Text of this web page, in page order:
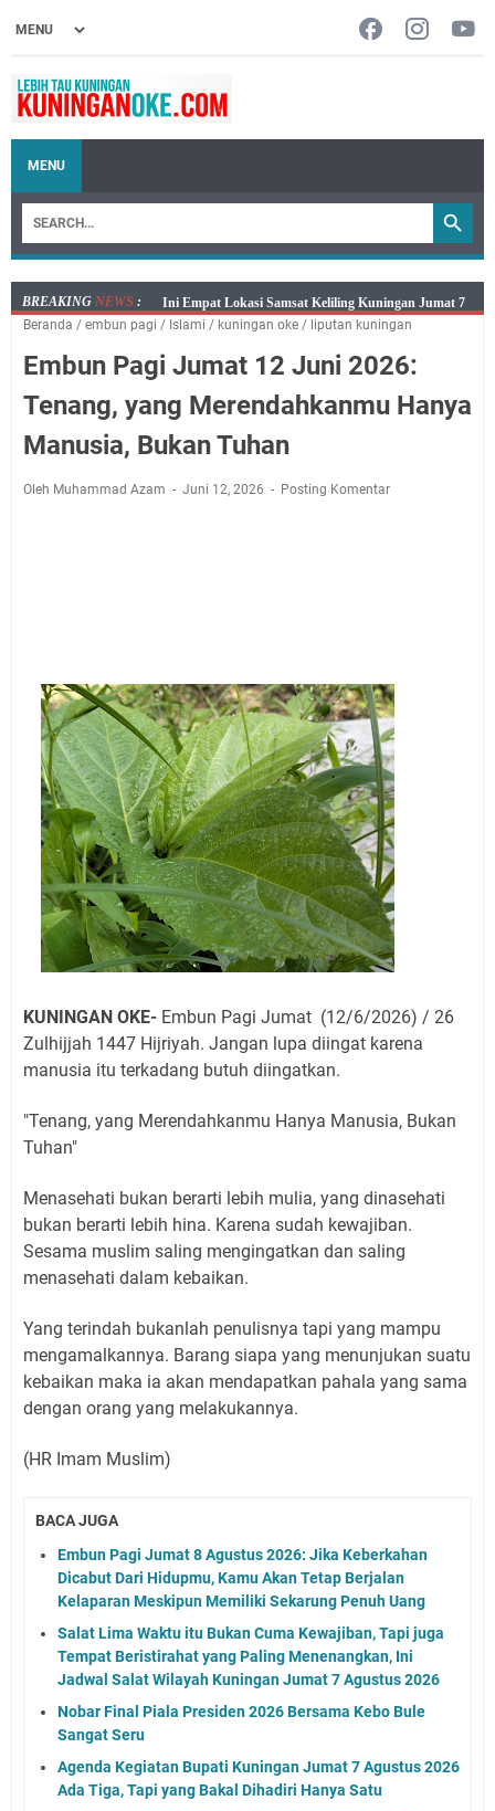
MENU
BREAKING NEWS :
Jumat 7 Agustus 2026 Mobil SIM Keliling Ada di
Kecamatan Sindangagung
Embun Pagi Jumat 8 Agustus 2026: Jika Keberkahan
Kelaparan Meskipun Memiliki Sekarung Penuh Uang
Salat Lima Waktu itu Bukan Cuma Kewajiban, Tapi
Jadwal Salat Wilayah Kuningan Jumat 7 Agustus 2026
Dokumen SPMI
Sudahkah Kita Merdeka Dari Hawa Nafsu?
Info Sembako di Pasar Kepuh Kuningan Kamis 6
Agustus 2026, Daging Naik, Telur Turun
Agenda Kegiatan Bupati Kuningan Jumat 7 Agustus
2026 Ada Tiga, Tapi yang Bakal Dihadiri Hanya Satu
Ini Empat Lokasi Samsat Keliling Kuningan Jumat 7
Agustus 2026
Beranda / embun pagi / Islami / kuningan oke / liputan kuningan
Embun Pagi Jumat 12 Juni 2026:
Tenang, yang Merendahkanmu Hanya
Manusia, Bukan Tuhan
Oleh Muhammad Azam Juni 12, 2026 Posting Komentar
KUNINGAN OKE- Embun Pagi Jumat (12/6/2026) / 26
Zulhijjah 1447 Hijriyah. Jangan lupa diingat karena
manusia itu terkadang butuh diingatkan.
"Tenang, yang Merendahkanmu Hanya Manusia, Bukan
Tuhan"
Menasehati bukan berarti lebih mulia, yang dinasehati
bukan berarti lebih hina. Karena sudah kewajiban.
Sesama muslim saling mengingatkan dan saling
menasehati dalam kebaikan.
Yang terindah bukanlah penulisnya tapi yang mampu
mengamalkannya. Barang siapa yang menunjukan suatu
kebaikan maka ia akan mendapatkan pahala yang sama
dengan orang yang melakukannya.
(HR Imam Muslim)
BACA JUGA
Embun Pagi Jumat 8 Agustus 2026: Jika Keberkahan
Dicabut Dari Hidupmu, Kamu Akan Tetap Berjalan
Kelaparan Meskipun Memiliki Sekarung Penuh Uang
Salat Lima Waktu itu Bukan Cuma Kewajiban, Tapi juga
Tempat Beristirahat yang Paling Menenangkan, Ini
Jadwal Salat Wilayah Kuningan Jumat 7 Agustus 2026
Nobar Final Piala Presiden 2026 Bersama Kebo Bule
Sangat Seru
Agenda Kegiatan Bupati Kuningan Jumat 7 Agustus 2026
Ada Tiga, Tapi yang Bakal Dihadiri Hanya Satu